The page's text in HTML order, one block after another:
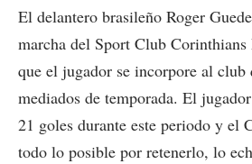
El delantero brasileño Roger
marcha del Sport Club Corinthians
que el jugador se incorpore al
mediados de temporada. El
21 goles durante este periodo y el
todo lo posible por retenerlo, lo